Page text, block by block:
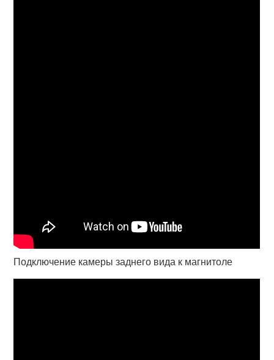
Подключение камеры заднего вида к магнитоле